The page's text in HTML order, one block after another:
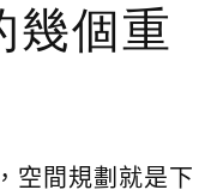
幾個重
空間規劃就是下